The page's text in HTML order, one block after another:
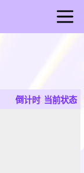
倒计时 当前状态